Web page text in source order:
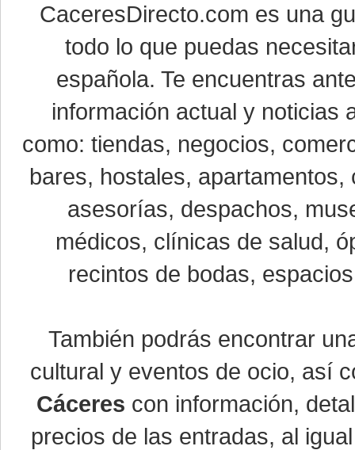
CaceresDirecto.com es una
todo lo que puedas
española. Te encuentras
información actual y noticias
como: tiendas, negocios,
bares, hostales,
asesorías, despachos,
médicos, clínicas de salud,
recintos de bodas,
También podrás encontrar
cultural y eventos de ocio, así
Cáceres con información,
precios de las entradas, al